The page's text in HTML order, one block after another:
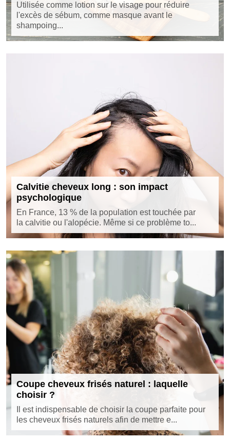
Utilisée comme lotion sur le visage pour réduire
l'excès de sébum, comme masque avant le
shampoing...
Calvitie cheveux long : son impact
psychologique
En France, 13 % de la population est touchée par
la calvitie ou l'alopécie. Même si ce problème to...
Coupe cheveux frisés naturel : laquelle
choisir ?
Il est indispensable de choisir la coupe parfaite pour
les cheveux frisés naturels afin de mettre e...